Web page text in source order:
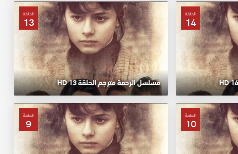
الحلقة
14
الحلقة
13
مسلسل الرحمة مترجم الحلقة 13 HD
الحلقة
10
الحلقة
9